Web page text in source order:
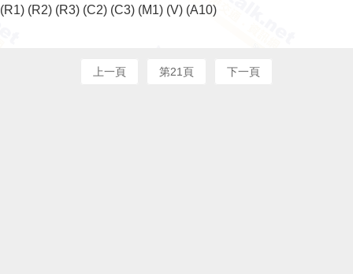
(R1) (R2) (R3) (C2) (C3) (M1) (V) (A10)
上一頁 第21頁 下一頁